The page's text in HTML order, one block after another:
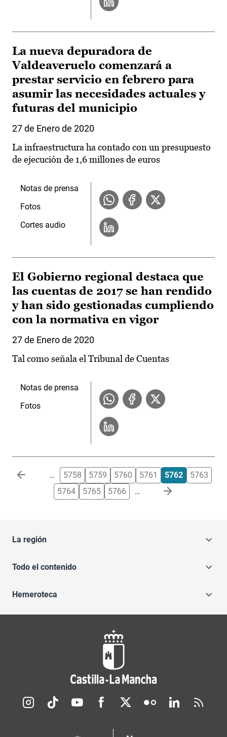
La nueva depuradora de
Valdeaveruelo comenzará a
prestar servicio en febrero para
asumir las necesidades actuales y
futuras del municipio
27 de Enero de 2020
La infraestructura ha contado con un presupuesto
de ejecución de 1,6 millones de euros
Notas de prensa
Fotos
Cortes audio
El Gobierno regional destaca que
las cuentas de 2017 se han rendido
y han sido gestionadas cumpliendo
con la normativa en vigor
27 de Enero de 2020
Tal como señala el Tribunal de Cuentas
Notas de prensa
Fotos
Paginación … 5758 5759 5760 5761 5762
5763
5764
5765 5766 …
La región
Todo el contenido
Hemeroteca
Redes sociales JCCM